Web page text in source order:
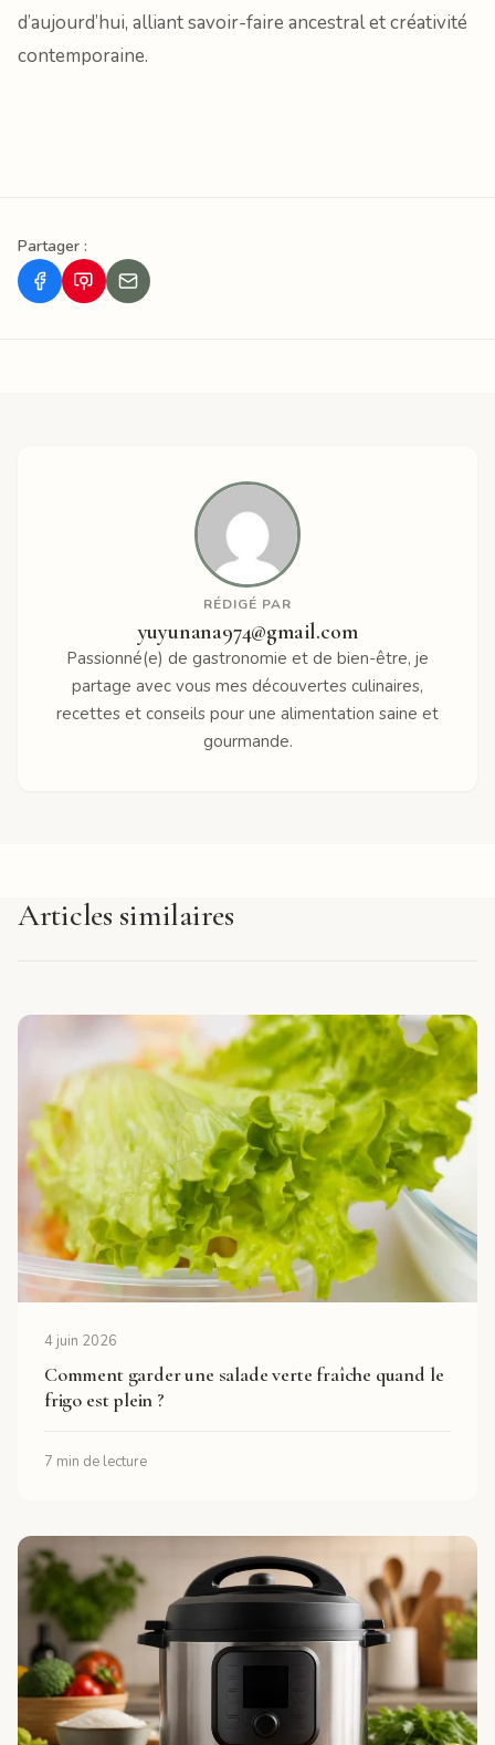
d’aujourd’hui, alliant savoir-faire ancestral et créativité
contemporaine.
Partager :
RÉDIGÉ PAR
yuyunana974@gmail.com
Passionné(e) de gastronomie et de bien-être, je
partage avec vous mes découvertes culinaires,
recettes et conseils pour une alimentation saine et
gourmande.
Articles similaires
4 juin 2026
Comment garder une salade verte fraîche quand le
frigo est plein ?
7 min de lecture